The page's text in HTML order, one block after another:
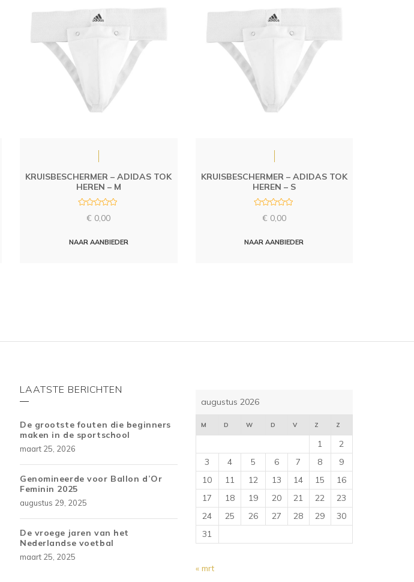
KRUISBESCHERMER – ADIDAS TOK
HEREN – M
d
€ 0,00
NAAR AANBIEDER
KRUISBESCHERMER – ADIDAS TOK
HEREN – S
d
€ 0,00
NAAR AANBIEDER
LAATSTE BERICHTEN
De grootste fouten die beginners
maken in de sportschool
maart 25, 2026
Genomineerde voor Ballon d’Or
Feminin 2025
augustus 29, 2025
De vroege jaren van het
Nederlandse voetbal
maart 25, 2025
augustus 2026
M D W D V Z Z
1
2
3
4 5 6 7 8
9
10
11 12 13 14 15
16
17
18 19 20 21 22
23
24
25 26 27 28 29
30
31
« mrt